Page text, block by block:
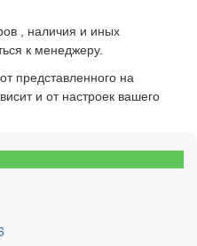
, наличия и иных
к менеджеру.
представленного на
и от настроек вашего